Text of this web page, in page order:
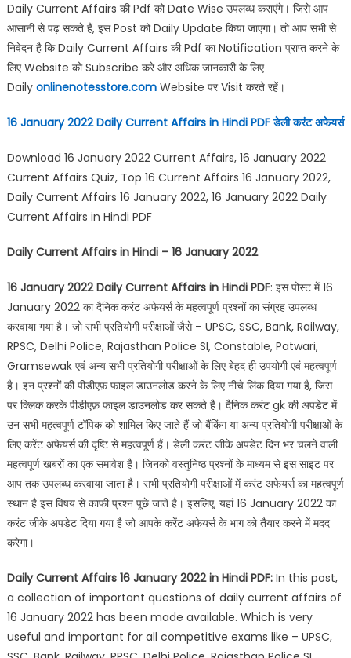
Daily Current Affairs की Pdf को Date Wise उपलब्ध कराएंगे। जिसे आप
आसानी से पढ़ सकते हैं, इस Post को Daily Update किया जाएगा। तो आप सभी से
निवेदन है कि Daily Current Affairs की Pdf का Notification प्राप्त करने के
लिए Website को Subscribe करे और अधिक जानकारी के लिए
Daily onlinenotesstore.comWebsite पर Visit करते रहें।
16 January 2022 Daily Current Affairs in Hindi PDFडेली करंट अफेयर्स
Download 16 January 2022 Current Affairs, 16 January 2022
Current Affairs Quiz, Top 16 Current Affairs 16 January 2022,
Daily Current Affairs 16 January 2022, 16 January 2022 Daily
Current Affairs in Hindi PDF
Daily Current Affairs in Hindi – 16 January 2022
16 January 2022 Daily Current Affairs in Hindi PDF: इस पोस्ट में 16
January 2022 का दैनिक करंट अफेयर्स के महत्वपूर्ण प्रश्नों का संग्रह उपलब्ध
करवाया गया है। जो सभी प्रतियोगी परीक्षाओं जैसे – UPSC, SSC, Bank, Railway,
RPSC, Delhi Police, Rajasthan Police SI, Constable, Patwari,
Gramsewak एवं अन्य सभी प्रतियोगी परीक्षाओं के लिए बेहद ही उपयोगी एवं महत्वपूर्ण
है। इन प्रश्नों की पीडीएफ़ फाइल डाउनलोड करने के लिए नीचे लिंक दिया गया है, जिस
पर क्लिक करके पीडीएफ़ फाइल डाउनलोड कर सकते है। दैनिक करंट gk की अपडेट में
उन सभी महत्वपूर्ण टॉपिक को शामिल किए जाते हैं जो बैंकिंग या अन्य प्रतियोगी परीक्षाओं के
लिए करेंट अफेयर्स की दृष्टि से महत्वपूर्ण हैं। डेली करंट जीके अपडेट दिन भर चलने वाली
महत्वपूर्ण खबरों का एक समावेश है। जिनको वस्तुनिष्ठ प्रश्नों के माध्यम से इस साइट पर
आप तक उपलब्ध करवाया जाता है। सभी प्रतियोगी परीक्षाओं में करंट अफेयर्स का महत्वपूर्ण
स्थान है इस विषय से काफी प्रश्न पूछे जाते है। इसलिए, यहां 16 January 2022 का
करंट जीके अपडेट दिया गया है जो आपके करेंट अफेयर्स के भाग को तैयार करने में मदद
करेगा।
Daily Current Affairs 16 January 2022 in Hindi PDF:In this post,
a collection of important questions of daily current affairs of
16 January 2022 has been made available. Which is very
useful and important for all competitive exams like – UPSC,